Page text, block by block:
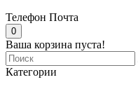
Телефон Почта
0
Ваша корзина пуста!
Категории